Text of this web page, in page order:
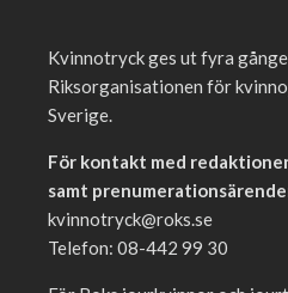
Kvinnotryck ges ut fyra
Riksorganisationen för
Sverige.
För kontakt med
samt
kvinnotryck@roks.se
Telefon: 08-442 99 30